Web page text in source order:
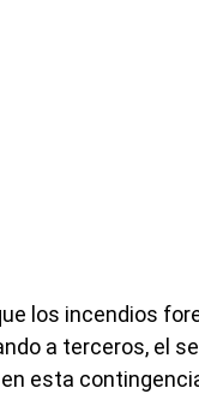
los incendios
a terceros, el
esta